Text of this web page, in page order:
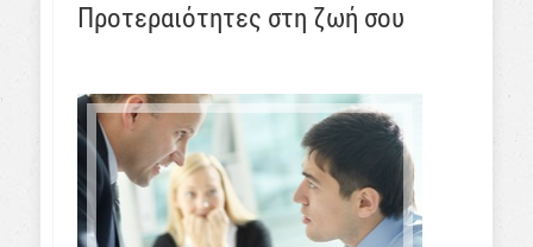
Προτεραιότητες στη ζωή σου